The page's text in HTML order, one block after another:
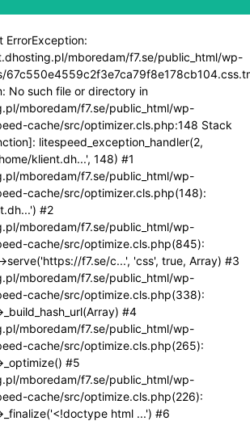
ErrorException:
mboredam/f7.se/public_html/wp-
No such file or directory in
mboredam/f7.se/public_html/wp-
cache/src/optimizer.cls.php:148 Stack
litespeed_exception_handler(2,
klient.dh...', 148) #1
mboredam/f7.se/public_html/wp-
cache/src/optimizer.cls.php(148):
#2
mboredam/f7.se/public_html/wp-
cache/src/optimize.cls.php(845):
f7.se/c...', 'css', true, Array) #3
mboredam/f7.se/public_html/wp-
cache/src/optimize.cls.php(338):
#4
mboredam/f7.se/public_html/wp-
cache/src/optimize.cls.php(265):
#5
mboredam/f7.se/public_html/wp-
cache/src/optimize.cls.php(226):
html ...') #6